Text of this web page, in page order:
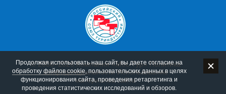
© 2006–2026 Компания «Мос-Тур» Политика
конфиденциальности Использование
материалов сайта
Продолжая использовать наш сайт, вы даете согласие на
обработку файлов cookie, пользовательских данных в целях
функционирования сайта, проведения ретаргетинга и
проведения статистических исследований и обзоров.